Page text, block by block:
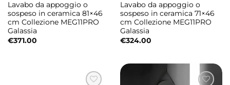
Lavabo da appoggio o
sospeso in ceramica 81×46
cm Collezione MEG11PRO
Galassia
€371.00
Lavabo da appoggio o
sospeso in ceramica 71×46
cm Collezione MEG11PRO
Galassia
€324.00